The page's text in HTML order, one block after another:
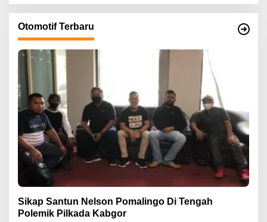
Otomotif Terbaru
Sikap Santun Nelson Pomalingo Di Tengah
Polemik Pilkada Kabgor